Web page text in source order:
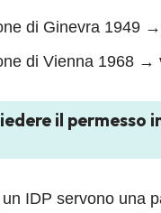
di Ginevra 1949 →
di Vienna 1968 →
il permesso
IDP servono una